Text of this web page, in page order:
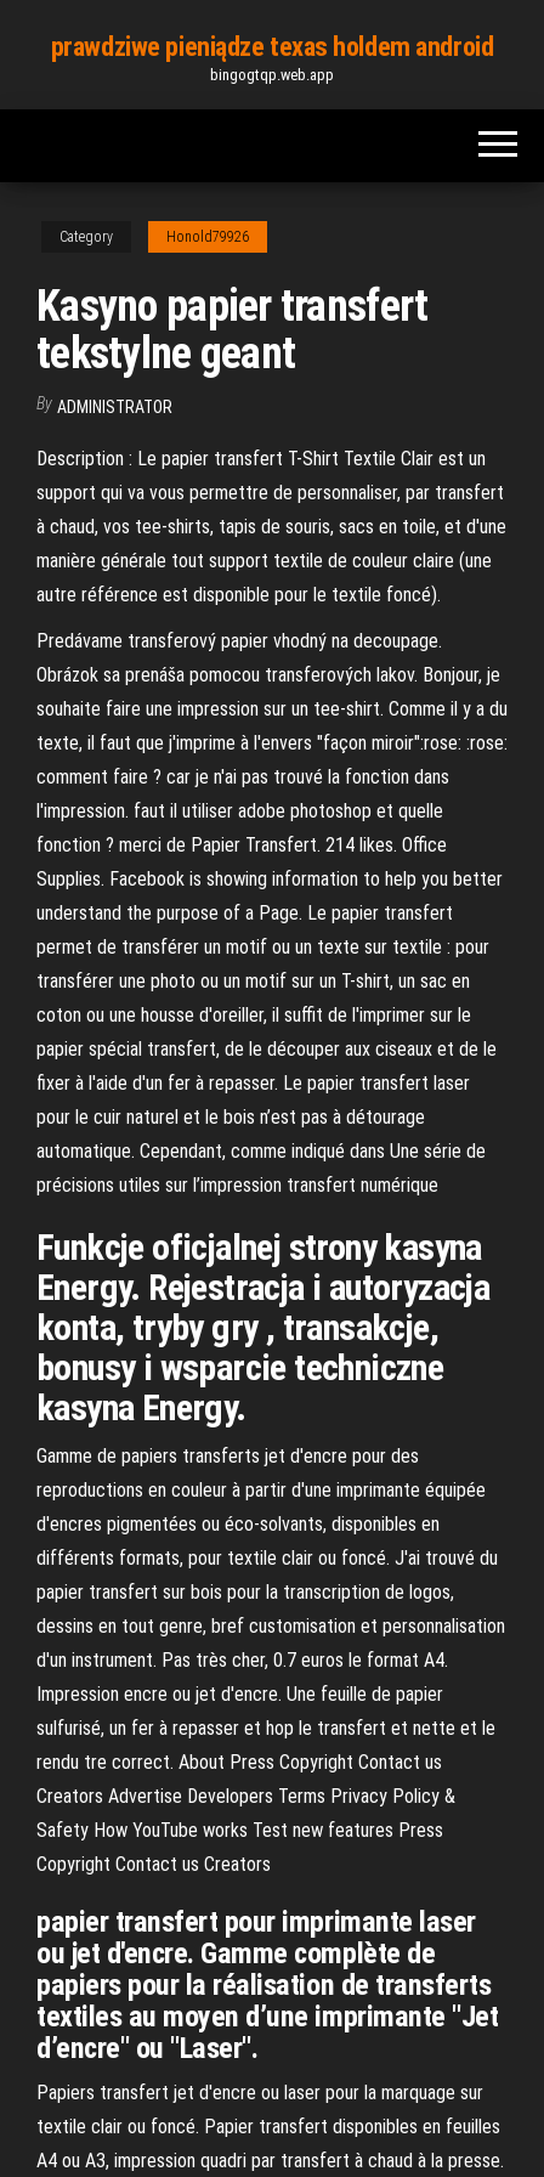
content
prawdziwe pieniądze texas holdem android
bingogtqp.web.app
Category Honold79926
Kasyno papier transfert
tekstylne geant
By ADMINISTRATOR
Description : Le papier transfert T-Shirt Textile Clair est un
support qui va vous permettre de personnaliser, par transfert
à chaud, vos tee-shirts, tapis de souris, sacs en toile, et d'une
manière générale tout support textile de couleur claire (une
autre référence est disponible pour le textile foncé).
Predávame transferový papier vhodný na decoupage.
Obrázok sa prenáša pomocou transferových lakov. Bonjour, je
souhaite faire une impression sur un tee-shirt. Comme il y a du
texte, il faut que j'imprime à l'envers "façon miroir":rose: :rose:
comment faire ? car je n'ai pas trouvé la fonction dans
l'impression. faut il utiliser adobe photoshop et quelle
fonction ? merci de Papier Transfert. 214 likes. Office
Supplies. Facebook is showing information to help you better
understand the purpose of a Page. Le papier transfert
permet de transférer un motif ou un texte sur textile : pour
transférer une photo ou un motif sur un T-shirt, un sac en
coton ou une housse d'oreiller, il suffit de l'imprimer sur le
papier spécial transfert, de le découper aux ciseaux et de le
fixer à l'aide d'un fer à repasser. Le papier transfert laser
pour le cuir naturel et le bois n’est pas à détourage
automatique. Cependant, comme indiqué dans Une série de
précisions utiles sur l’impression transfert numérique
Funkcje oficjalnej strony kasyna
Energy. Rejestracja i autoryzacja
konta, tryby gry , transakcje,
bonusy i wsparcie techniczne
kasyna Energy.
Gamme de papiers transferts jet d'encre pour des
reproductions en couleur à partir d'une imprimante équipée
d'encres pigmentées ou éco-solvants, disponibles en
différents formats, pour textile clair ou foncé. J'ai trouvé du
papier transfert sur bois pour la transcription de logos,
dessins en tout genre, bref customisation et personnalisation
d'un instrument. Pas très cher, 0.7 euros le format A4.
Impression encre ou jet d'encre. Une feuille de papier
sulfurisé, un fer à repasser et hop le transfert et nette et le
rendu tre correct. About Press Copyright Contact us
Creators Advertise Developers Terms Privacy Policy &
Safety How YouTube works Test new features Press
Copyright Contact us Creators
papier transfert pour imprimante laser
ou jet d'encre. Gamme complète de
papiers pour la réalisation de transferts
textiles au moyen d’une imprimante "Jet
d’encre" ou "Laser".
Papiers transfert jet d'encre ou laser pour la marquage sur
textile clair ou foncé. Papier transfert disponibles en feuilles
A4 ou A3, impression quadri par transfert à chaud à la presse.